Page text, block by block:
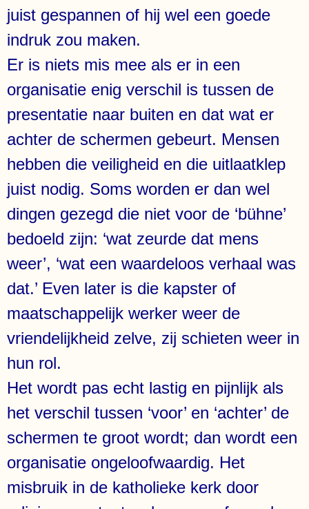
juist gespannen of hij wel een goede
indruk zou maken.
Er is niets mis mee als er in een
organisatie enig verschil is tussen de
presentatie naar buiten en dat wat er
achter de schermen gebeurt. Mensen
hebben die veiligheid en die uitlaatklep
juist nodig. Soms worden er dan wel
dingen gezegd die niet voor de ‘bühne’
bedoeld zijn: ‘wat zeurde dat mens
weer’, ‘wat een waardeloos verhaal was
dat.’ Even later is die kapster of
maatschappelijk werker weer de
vriendelijkheid zelve, zij schieten weer in
hun rol.
Het wordt pas echt lastig en pijnlijk als
het verschil tussen ‘voor’ en ‘achter’ de
schermen te groot wordt; dan wordt een
organisatie ongeloofwaardig. Het
misbruik in de katholieke kerk door